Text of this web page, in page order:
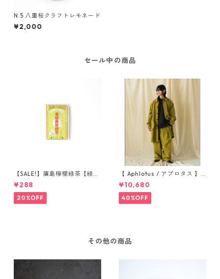
N.5 八重桜クラフトレモネード
¥2,000
セール中の商品
【SALE!】廣島檸檬緑茶【緑茶
レモネードパウダー】2包入り
¥288
20%OFF
【 Aphlotus / アプロタス 】
ヴィンテージライク アトリエ
コート グリーン 送料無料
¥10,680
40%OFF
その他の商品